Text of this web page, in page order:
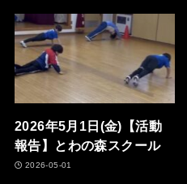
2026年5月1日(金)【活動
報告】とわの森スクール
2026-05-01